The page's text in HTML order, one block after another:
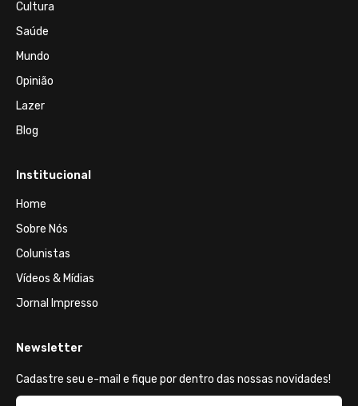
Cultura
Saúde
Mundo
Opinião
Lazer
Blog
Institucional
Home
Sobre Nós
Colunistas
Vídeos & Mídias
Jornal Impresso
Newsletter
Cadastre seu e-mail e fique por dentro das nossas novidades!